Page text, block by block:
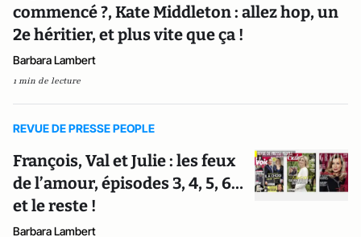
commencé ?, Kate Middleton : allez hop, un
2e héritier, et plus vite que ça !
Barbara Lambert
1 min de lecture
REVUE DE PRESSE PEOPLE
François, Val et Julie : les feux
de l’amour, épisodes 3, 4, 5, 6…
et le reste !
Barbara Lambert